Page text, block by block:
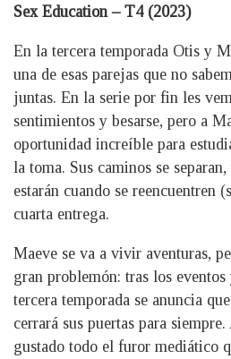
Sex Education – T4 (2023)
En la tercera temporada Otis y
una de esas parejas que no
juntas. En la serie por fin les
sentimientos y besarse, pero a
oportunidad increíble para
la toma. Sus caminos se
estarán cuando se reencuentren
cuarta entrega.
Maeve se va a vivir aventuras,
gran problemón: tras los eventos
tercera temporada se anuncia
cerrará sus puertas para
gustado todo el furor mediático